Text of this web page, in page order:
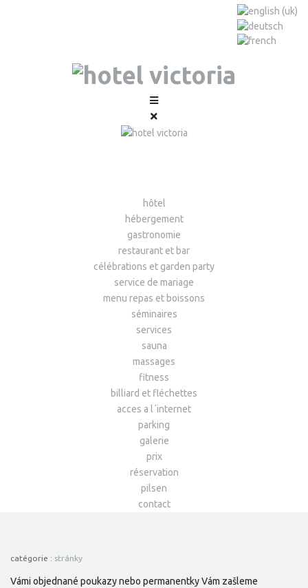
hôtel
hébergement
gastronomie
restaurant et bar
célébrations et garden party
service de mariage
menu repas et boissons
séminaires
services
sauna
massages
fitness
billiard et fléchettes
acces a l´internet
parking
galerie
prix
réservation
pilsen
contact
catégorie : stránky
Vámi objednané poukazy nebo permanentky Vám zašleme